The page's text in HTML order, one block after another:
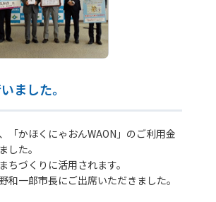
ました。
「かほくにゃおんWAON」のご利用金
した。
ちづくりに活用されます。
和一郎市長にご出席いただきました。